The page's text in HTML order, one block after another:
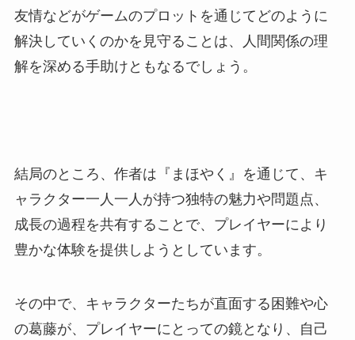
友情などがゲームのプロットを通じてどのように
解決していくのかを見守ることは、人間関係の理
解を深める手助けともなるでしょう。
結局のところ、作者は『まほやく』を通じて、キ
ャラクター一人一人が持つ独特の魅力や問題点、
成長の過程を共有することで、プレイヤーにより
豊かな体験を提供しようとしています。
その中で、キャラクターたちが直面する困難や心
の葛藤が、プレイヤーにとっての鏡となり、自己